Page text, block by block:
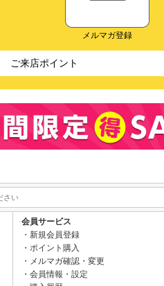
メルマガ登録
ご来店ポイント
会員サービス
新規会員登録
ポイント購入
メルマガ確認・変更
会員情報・設定